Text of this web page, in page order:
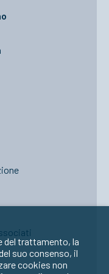
del trattamento, la
suo consenso, il
cookies non